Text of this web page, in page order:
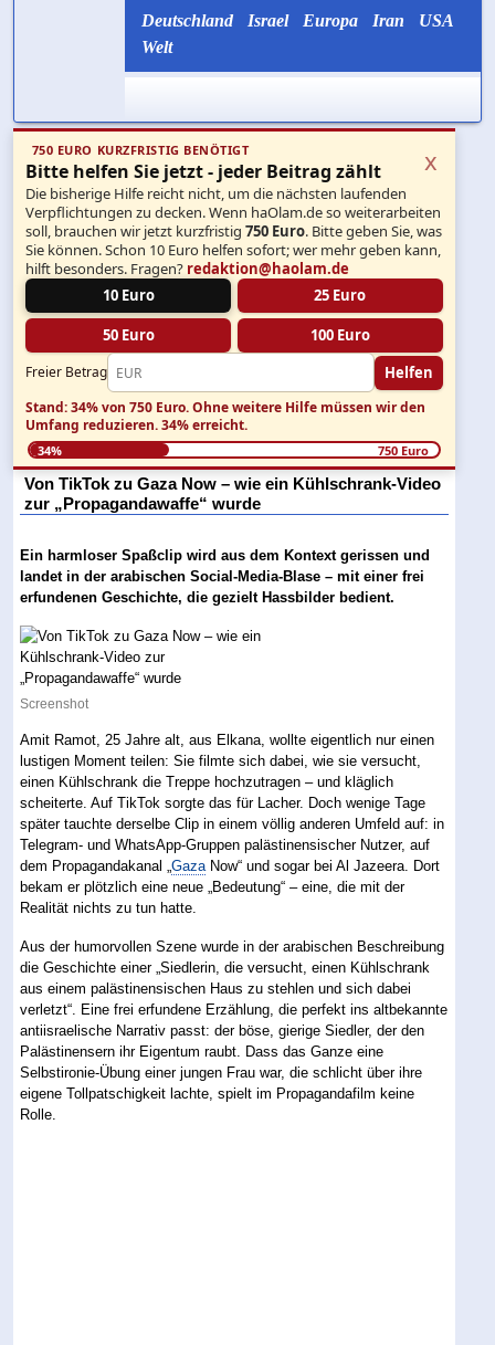
Deutschland Israel Europa Iran
USA
Welt
750 EURO KURZFRISTIG BENÖTIGT
Bitte helfen Sie jetzt - jeder Beitrag zählt
Die bisherige Hilfe reicht nicht, um die nächsten laufenden
Verpflichtungen zu decken. Wenn haOlam.de so weiterarbeiten
soll, brauchen wir jetzt kurzfristig750 Euro. Bitte geben Sie, was
Sie können. Schon 10 Euro helfen sofort; wer mehr geben kann,
hilft besonders. Fragen? redaktion@haolam.de
10 Euro
25 Euro
50 Euro 100 Euro
Freier Betrag Helfen
x
Stand: 34% von 750 Euro.Ohne weitere Hilfe müssen wir den
Umfang reduzieren.34% erreicht.
34% 750 Euro
Von TikTok zu Gaza Now – wie ein Kühlschrank-Video
zur „Propagandawaffe“ wurde
Ein harmloser Spaßclip wird aus dem Kontext gerissen und
landet in der arabischen Social-Media-Blase – mit einer frei
erfundenen Geschichte, die gezielt Hassbilder bedient.
Screenshot
Amit Ramot, 25 Jahre alt, aus Elkana, wollte eigentlich nur einen
lustigen Moment teilen: Sie filmte sich dabei, wie sie versucht,
einen Kühlschrank die Treppe hochzutragen – und kläglich
scheiterte. Auf TikTok sorgte das für Lacher. Doch wenige Tage
später tauchte derselbe Clip in einem völlig anderen Umfeld auf: in
Telegram- und WhatsApp-Gruppen palästinensischer Nutzer, auf
dem Propagandakanal „GazaNow“ und sogar bei Al Jazeera. Dort
bekam er plötzlich eine neue „Bedeutung“ – eine, die mit der
Realität nichts zu tun hatte.
Aus der humorvollen Szene wurde in der arabischen Beschreibung
die Geschichte einer „Siedlerin, die versucht, einen Kühlschrank
aus einem palästinensischen Haus zu stehlen und sich dabei
verletzt“. Eine frei erfundene Erzählung, die perfekt ins altbekannte
antiisraelische Narrativ passt: der böse, gierige Siedler, der den
Palästinensern ihr Eigentum raubt. Dass das Ganze eine
Selbstironie-Übung einer jungen Frau war, die schlicht über ihre
eigene Tollpatschigkeit lachte, spielt im Propagandafilm keine
Rolle.